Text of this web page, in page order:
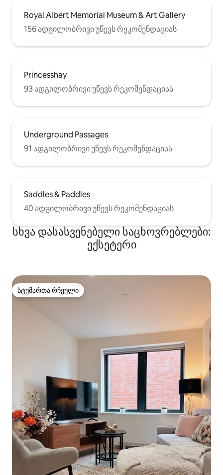
Royal Albert Memorial Museum & Art Gallery
156 ადგილობრივი უწევს რეკომენდაციას
Princesshay
93 ადგილობრივი უწევს რეკომენდაციას
Underground Passages
91 ადგილობრივი უწევს რეკომენდაციას
Saddles & Paddles
40 ადგილობრივი უწევს რეკომენდაციას
სხვა დასასვენებელი საცხოვრებლები:
ექსეტერი
სტუმართა რჩეული
სტუმართა რჩეული